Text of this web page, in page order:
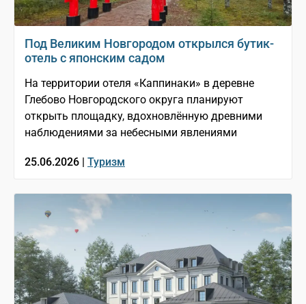
Под Великим Новгородом открылся бутик-
отель с японским садом
На территории отеля «Каппинаки» в деревне
Глебово Новгородского округа планируют
открыть площадку, вдохновлённую древними
наблюдениями за небесными явлениями
25.06.2026 | Туризм